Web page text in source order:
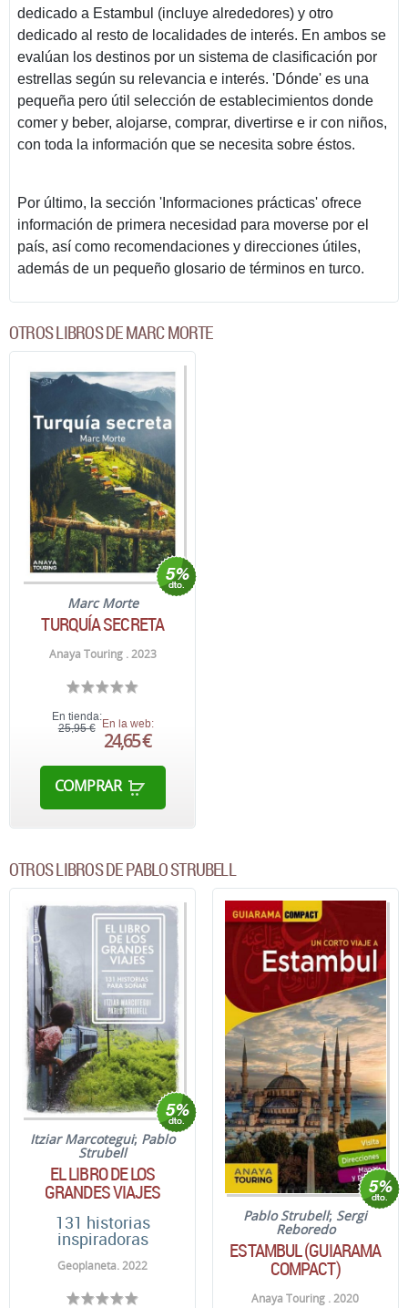
dedicado a Estambul (incluye alrededores) y otro
dedicado al resto de localidades de interés. En ambos se
evalúan los destinos por un sistema de clasificación por
estrellas según su relevancia e interés. 'Dónde' es una
pequeña pero útil selección de establecimientos donde
comer y beber, alojarse, comprar, divertirse e ir con niños,
con toda la información que se necesita sobre éstos.
Por último, la sección 'Informaciones prácticas' ofrece
información de primera necesidad para moverse por el
país, así como recomendaciones y direcciones útiles,
además de un pequeño glosario de términos en turco.
OTROS LIBROS DE MARC MORTE
Marc Morte
TURQUÍA SECRETA
Anaya Touring . 2023
En tienda:
25,95 € En la web:
24,65 €
COMPRAR
OTROS LIBROS DE PABLO STRUBELL
Itziar Marcotegui; Pablo
Strubell
EL LIBRO DE LOS
GRANDES VIAJES
131 historias
inspiradoras
Geoplaneta. 2022
Pablo Strubell; Sergi
Reboredo
ESTAMBUL (GUIARAMA
COMPACT)
Anaya Touring . 2020